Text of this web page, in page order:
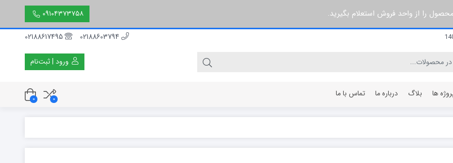
را از واحد فروش استعلام بگیرید. ۰۹۱۰۴۳۷۳۷۵۸
02188617495
ورود | ثبت‌نام
ها بلاگ درباره ما تماس با ما 0
0